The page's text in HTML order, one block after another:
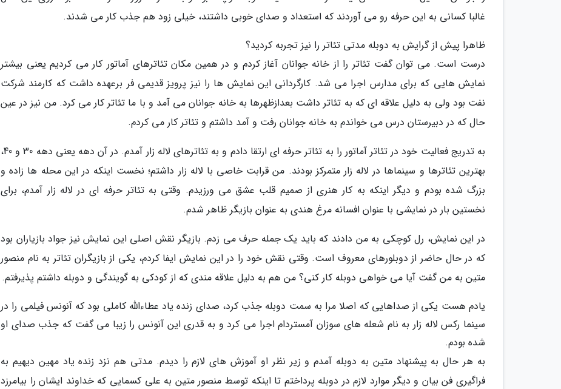
غالبا کسانی به این حرفه رو می آوردند که استعداد و صدای خوبی داشتند، خیلی زود هم جذب کار می شدند.
ظاهرا پیش از گرایش به دوبله مدتی تئاتر را نیز تجربه کردید؟
درست است. می توان گفت تئاتر را از خانه جوانان آغاز کردم و در همین مکان تئاترهای آماتور کار می کردیم یعنی بیشتر
نمایش هایی که برای مدارس اجرا می شد. کارگردانی این نمایش ها را نیز پرویز قدیمی فر برعهده داشت که کارمند شرکت
نفت بود ولی به دلیل علاقه ای که به تئاتر داشت بعدازظهرها به خانه جوانان می آمد و با ما تئاتر کار می کرد. من نیز در عین
حال که در دبیرستان درس می خواندم به خانه جوانان رفت و آمد داشتم و تئاتر کار می کردم.
به تدریج فعالیت خود در تئاتر آماتور را به تئاتر حرفه ای ارتقا دادم و به تئاترهای لاله زار آمدم. در آن دهه یعنی دهه 30 و 40،
بهترین تئاترها و سینماها در لاله زار متمرکز بودند. من قرابت خاصی با لاله زار داشتم؛ نخست اینکه در این محله ها زاده و
بزرگ شده بودم و دیگر اینکه به کار هنری از صمیم قلب عشق می ورزیدم. وقتی به تئاتر حرفه ای در لاله زار آمدم، برای
نخستین بار در نمایشی با عنوان افسانه مرغ هندی به عنوان بازیگر ظاهر شدم.
در این نمایش، رل کوچکی به من دادند که باید یک جمله حرف می زدم. بازیگر نقش اصلی این نمایش نیز جواد بازیاران بود
که در حال حاضر از دوبلورهای معروف است. وقتی نقش خود را در این نمایش ایفا کردم، یکی از بازیگران تئاتر به نام منصور
متین به من گفت آیا می خواهی دوبله کار کنی؟ من هم به دلیل علاقه مندی که از کودکی به گویندگی و دوبله داشتم پذیرفتم.
یادم هست یکی از صداهایی که اصلا مرا به سمت دوبله جذب کرد، صدای زنده یاد عطاءالله کاملی بود که آنونس فیلمی را در
سینما رکس لاله زار به نام شعله های سوزان آمستردام اجرا می کرد و به قدری این آنونس را زیبا می گفت که جذب صدای او
شده بودم.
به هر حال به پیشنهاد متین به دوبله آمدم و زیر نظر او آموزش های لازم را دیدم. مدتی هم نزد زنده یاد مهین دیهیم به
فراگیری فن بیان و دیگر موارد لازم در دوبله پرداختم تا اینکه توسط منصور متین به علی کسمایی که خداوند ایشان را بیامرزد